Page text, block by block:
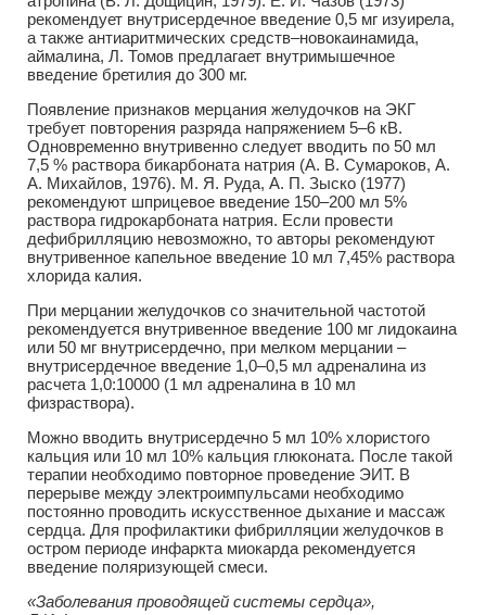
рекомендует внутрисердечное введение 0,5 мг изуирела,
а также антиаритмических средств–новокаинамида,
аймалина, Л. Томов предлагает внутримышечное
введение бретилия до 300 мг.
Появление признаков мерцания желудочков на ЭКГ
требует повторения разряда напряжением 5–6 кВ.
Одновременно внутривенно следует вводить по 50 мл
7,5 % раствора бикарбоната натрия (А. В. Сумароков, А.
А. Михайлов, 1976). М. Я. Руда, А. П. Зыско (1977)
рекомендуют шприцевое введение 150–200 мл 5%
раствора гидрокарбоната натрия. Если провести
дефибрилляцию невозможно, то авторы рекомендуют
внутривенное капельное введение 10 мл 7,45% раствора
хлорида калия.
При мерцании желудочков со значительной частотой
рекомендуется внутривенное введение 100 мг лидокаина
или 50 мг внутрисердечно, при мелком мерцании –
внутрисердечное введение 1,0–0,5 мл адреналина из
расчета 1,0:10000 (1 мл адреналина в 10 мл
физраствора).
Можно вводить внутрисердечно 5 мл 10% хлористого
кальция или 10 мл 10% кальция глюконата. После такой
терапии необходимо повторное проведение ЭИТ. В
перерыве между электроимпульсами необходимо
постоянно проводить искусственное дыхание и массаж
сердца. Для профилактики фибрилляции желудочков в
остром периоде инфаркта миокарда рекомендуется
введение поляризующей смеси.
«Заболевания проводящей системы сердца»,